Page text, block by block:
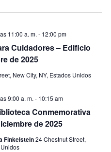
c
ó
d
v
i
Cuidadores – Edificio
de 2025
11:00 a. m.- 12:00 pm
New City, NY, Estados Unidos
Conmemorativa
de 2025
9:00 a. m.- 10:15 am
Finkelstein24 Chestnut Street,